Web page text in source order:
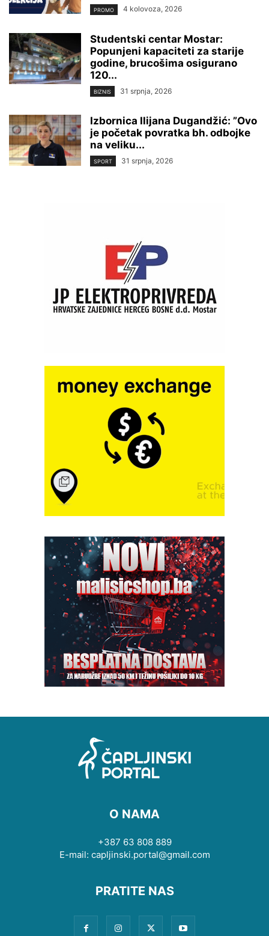
PROMO 4 kolovoza, 2026
Studentski centar Mostar:
Popunjeni kapaciteti za starije
godine, brucošima osigurano
120...
BIZNIS 31 srpnja, 2026
Izbornica Ilijana Dugandžić: ”Ovo
je početak povratka bh. odbojke
na veliku...
SPORT 31 srpnja, 2026
O NAMA
+387 63 808 889
E-mail: capljinski.portal@gmail.com
PRATITE NAS